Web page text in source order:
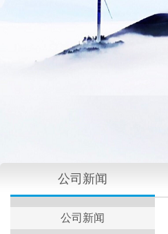
公司新闻
公司新闻